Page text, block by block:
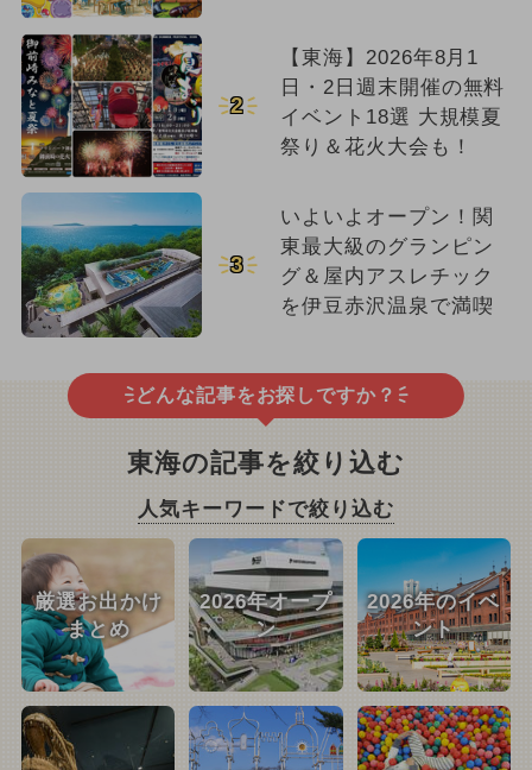
2
【東海】2026年8月1
日・2日週末開催の無料
イベント18選 大規模夏
祭り＆花火大会も！
3
いよいよオープン！関
東最大級のグランピン
グ＆屋内アスレチック
を伊豆赤沢温泉で満喫
どんな記事をお探しですか？
東海の記事を絞り込む
人気キーワードで絞り込む
厳選お出かけ
まとめ
2026年オープ
ン
2026年のイベ
ント